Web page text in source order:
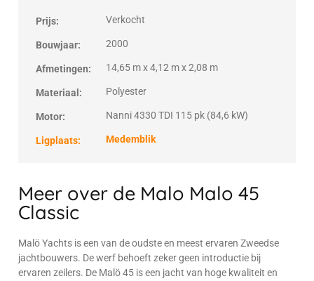
Prijs: Verkocht
Bouwjaar: 2000
Afmetingen: 14,65 m x 4,12 m x 2,08 m
Materiaal: Polyester
Motor: Nanni 4330 TDI 115 pk (84,6 kW)
Ligplaats: Medemblik
Meer over de Malo Malo 45
Classic
Malö Yachts is een van de oudste en meest ervaren Zweedse
jachtbouwers. De werf behoeft zeker geen introductie bij
ervaren zeilers. De Malö 45 is een jacht van hoge kwaliteit en